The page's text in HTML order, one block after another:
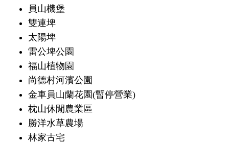
員山機堡
雙連埤
太陽埤
雷公埤公園
福山植物園
尚德村河濱公園
金車員山蘭花園(暫停營業)
枕山休閒農業區
勝洋水草農場
林家古宅